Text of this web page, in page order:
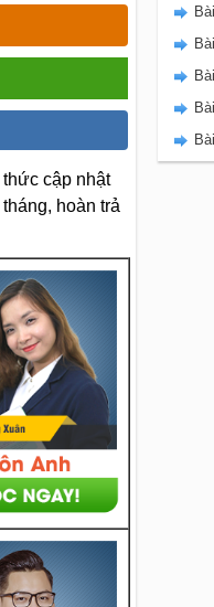
cập nhật
hoàn trả